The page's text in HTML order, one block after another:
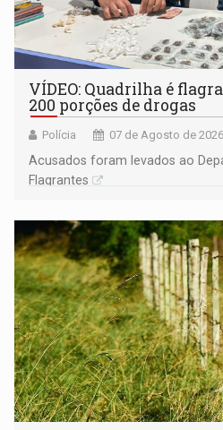
VÍDEO: Quadrilha é
200 porções de drogas
Polícia 07 de Agosto de
Acusados foram levados ao
Flagrantes